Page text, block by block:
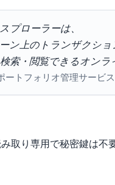
プローラーは、
ン上のトランザクシ
索・閲覧できるオン
トフォリオ管理サービ
取り専用で秘密鍵は